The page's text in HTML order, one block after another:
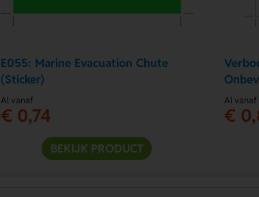
E055: Marine Evacuation Chute
(Sticker)
Al vanaf
€ 0,74
BEKIJK PRODUCT
Al vanaf
€